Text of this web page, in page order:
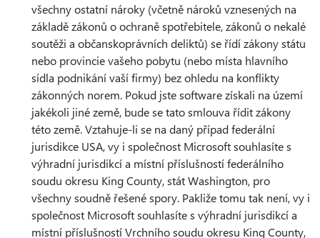
všechny ostatní nároky (včetně nároků vznesených na
základě zákonů o ochraně spotřebitele, zákonů o nekalé
soutěži a občanskoprávních deliktů) se řídí zákony státu
nebo provincie vašeho pobytu (nebo místa hlavního
sídla podnikání vaší firmy) bez ohledu na konflikty
zákonných norem. Pokud jste software získali na území
jakékoli jiné země, bude se tato smlouva řídit zákony
této země. Vztahuje-li se na daný případ federální
jurisdikce USA, vy i společnost Microsoft souhlasíte s
výhradní jurisdikcí a místní příslušností federálního
soudu okresu King County, stát Washington, pro
všechny soudně řešené spory. Pakliže tomu tak není, vy i
společnost Microsoft souhlasíte s výhradní jurisdikcí a
místní příslušností Vrchního soudu okresu King County,